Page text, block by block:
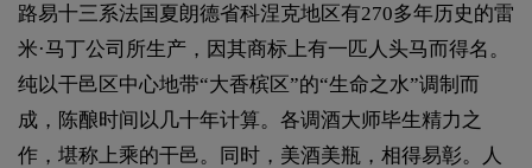
路易十三系法国夏朗德省科涅克地区有270多年历史的雷
米·马丁公司所生产，因其商标上有一匹人头马而得名。
纯以干邑区中心地带“大香槟区”的“生命之水”调制而
成，陈酿时间以几十年计算。各调酒大师毕生精力之
作，堪称上乘的干邑。同时，美酒美瓶，相得易彰。人